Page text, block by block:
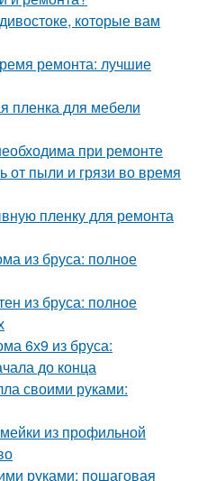
которые вам
ремонта: лучшие
пленка для мебели
при ремонте
от пыли и грязи во время
пленку для ремонта
из бруса: полное
из бруса: полное
6х9 из бруса:
до конца
своими руками:
из профильной
руками: пошаговая